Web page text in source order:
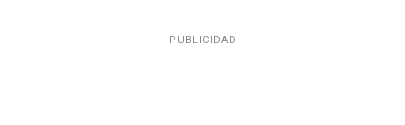
PUBLICIDAD